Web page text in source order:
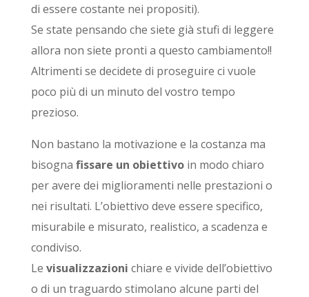
di essere costante nei propositi).
Se state pensando che siete già stufi di leggere
allora non siete pronti a questo cambiamento!!
Altrimenti se decidete di proseguire ci vuole
poco più di un minuto del vostro tempo
prezioso.
Non bastano la motivazione e la costanza ma
bisogna fissare un obiettivoin modo chiaro
per avere dei miglioramenti nelle prestazioni o
nei risultati. L’obiettivo deve essere specifico,
misurabile e misurato, realistico, a scadenza e
condiviso.
Le visualizzazioni chiare e vivide dell’obiettivo
o di un traguardo stimolano alcune parti del